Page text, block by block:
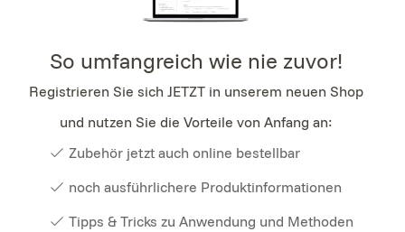
So umfangreich wie nie zuvor!
Registrieren Sie sich JETZT in unserem neuen Shop
und nutzen Sie die Vorteile von Anfang an:
Zubehör jetzt auch online bestellbar
noch ausführlichere Produktinformationen
Tipps & Tricks zu Anwendung und Methoden